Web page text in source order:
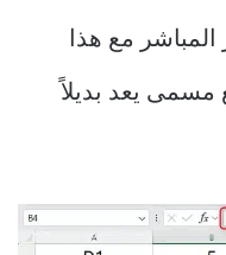
المباشر مع هذا
مسمى يعد بديلاً